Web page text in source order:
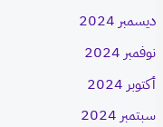
ديسمبر 2024
نوفمبر 2024
أكتوبر 2024
سبتمبر 2024